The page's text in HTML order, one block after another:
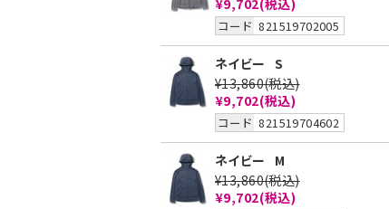
コード 821519702005
ネイビー S
¥13,860(税込)
¥9,702(税込)
コード 821519704602
ネイビー
M
¥13,860(税込)
¥9,702(税込)